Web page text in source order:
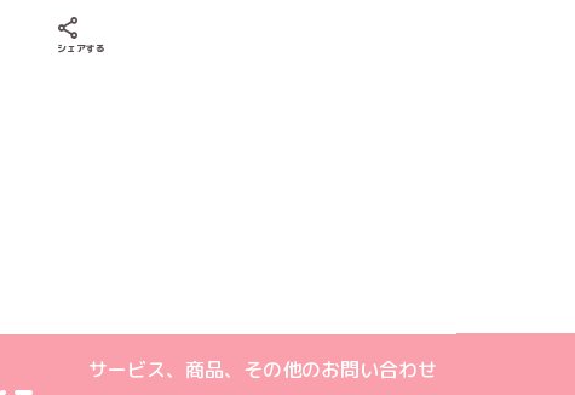
シェアする
どりーみんTikTok公式アカウント
めいどりーみんX公式アカウント
めいどりーみんInstagram公式アカウント
めいどりーみんFacebook公式アカウント
めいどりーみんYouTube公式アカウント
サービス、商品、その他のお問い合わせ